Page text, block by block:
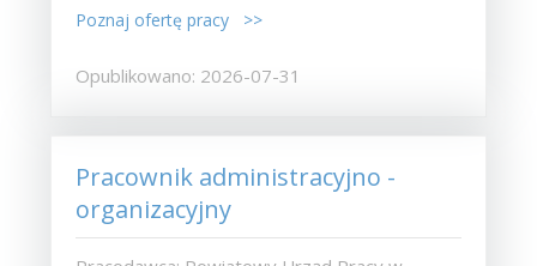
Poznaj ofertę pracy >>
Opublikowano: 2026-07-31
Pracownik administracyjno -
organizacyjny